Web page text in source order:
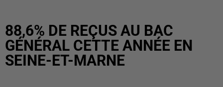
88,6% DE REÇUS AU BAC
GÉNÉRAL CETTE ANNÉE EN
SEINE-ET-MARNE